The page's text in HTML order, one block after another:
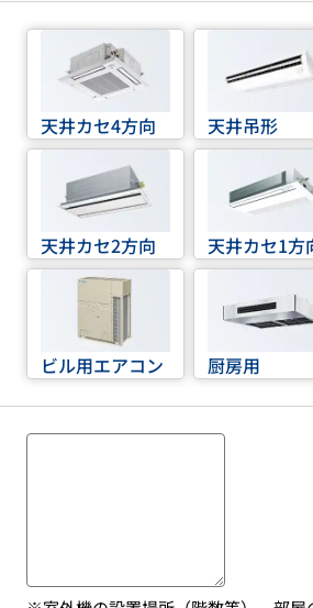
天井カセ4方向 天井吊形
天井カセ2方向 天井カセ1方
ビル用エアコン 厨房用